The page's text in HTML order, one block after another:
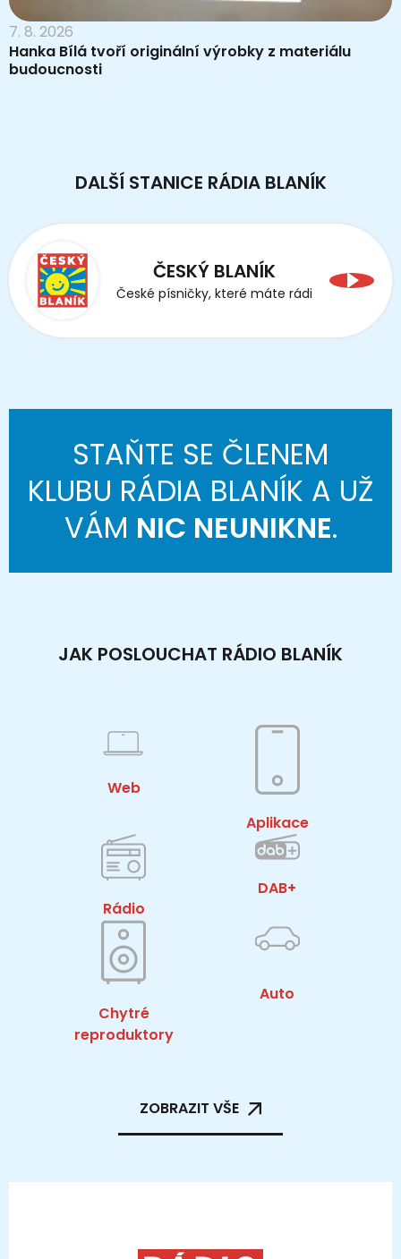
7. 8. 2026
Hanka Bílá tvoří originální výrobky z materiálu
budoucnosti
DALŠÍ STANICE RÁDIA BLANÍK
ČESKÝ BLANÍK
České písničky, které máte rádi
STAŇTE SE ČLENEM
KLUBU RÁDIA BLANÍK A UŽ
VÁM NIC NEUNIKNE.
JAK POSLOUCHAT RÁDIO BLANÍK
Web
Aplikace
Rádio
DAB+
Chytré
reproduktory
Auto
ZOBRAZIT VŠE